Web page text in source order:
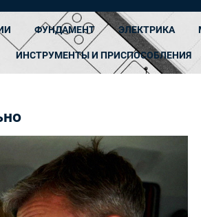
ФУНДАМЕНТ ЭЛЕКТРИКА
ИНСТРУМЕНТЫ И ПРИСПОСОБЛЕНИЯ